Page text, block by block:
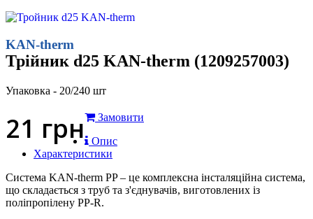
KAN-therm
Трійник d25 KAN-therm (1209257003)
Упаковка - 20/240 шт
21 грн
Замовити
Опис
Характеристики
Система KAN-therm PP – це комплексна інсталяційна система,
що складається з труб та з'єднувачів, виготовлених із
поліпропілену PP-R.